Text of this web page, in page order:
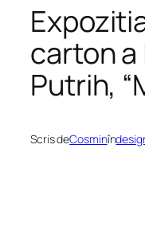
carton a
Putrih,
Scris deCosminîn